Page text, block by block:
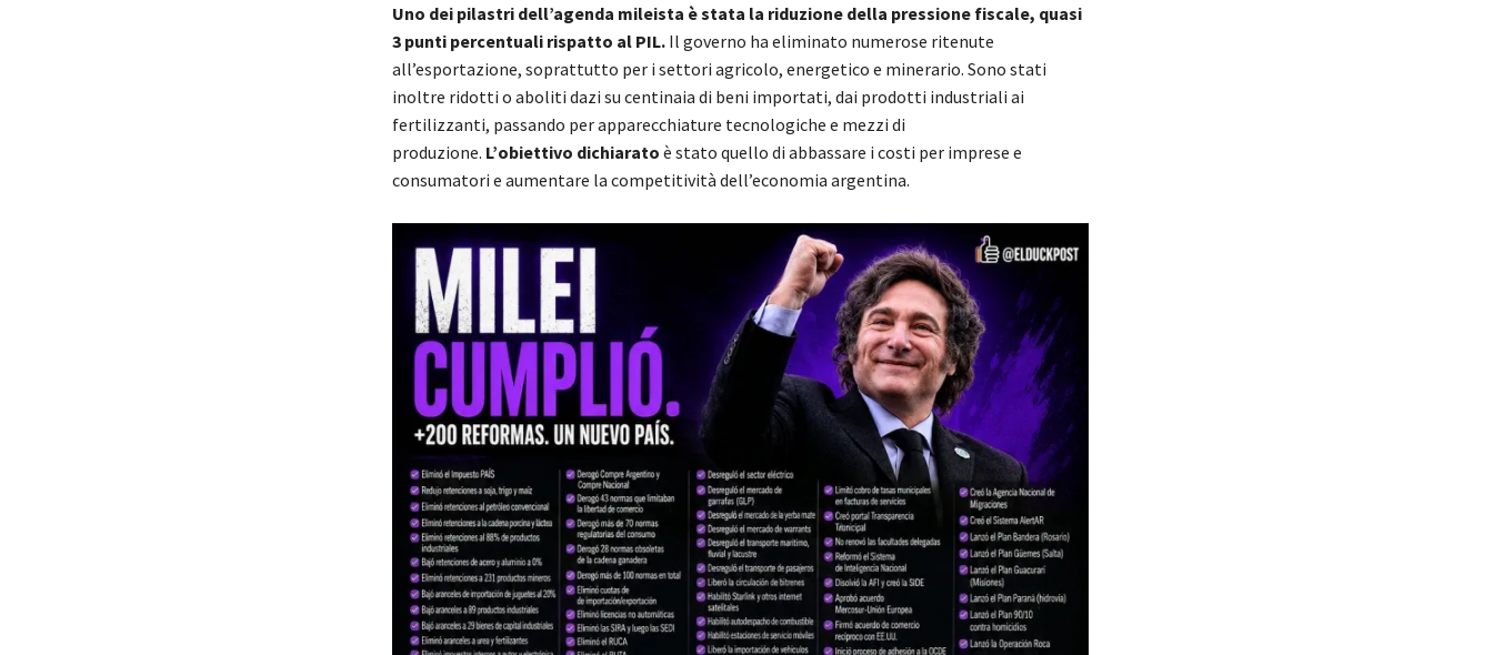
Uno dei pilastri dell’agenda mileista è stata la riduzione della pressione fiscale, quasi
3 punti percentuali rispatto al PIL. Il governo ha eliminato numerose ritenute
all’esportazione, soprattutto per i settori agricolo, energetico e minerario. Sono stati
inoltre ridotti o aboliti dazi su centinaia di beni importati, dai prodotti industriali ai
fertilizzanti, passando per apparecchiature tecnologiche e mezzi di
produzione. L’obiettivo dichiarato è stato quello di abbassare i costi per imprese e
consumatori e aumentare la competitività dell’economia argentina.